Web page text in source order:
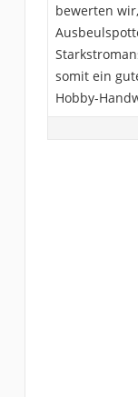
bewerten
somit ein
Hobby-